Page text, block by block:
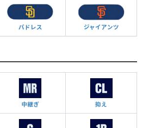
パドレス ジャイアンツ
中継ぎ 抑え